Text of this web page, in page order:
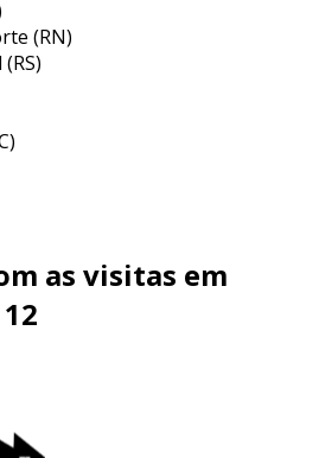
de cada cliente.
(RN)
as visitas em